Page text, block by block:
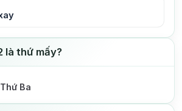
là thứ mấy?
Thứ Ba